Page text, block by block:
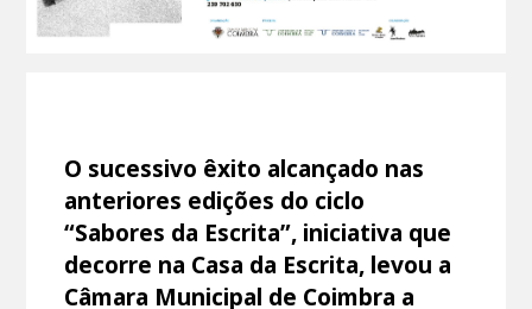
O sucessivo êxito alcançado nas
anteriores edições do ciclo
“Sabores da Escrita”, iniciativa que
decorre na Casa da Escrita, levou a
Câmara Municipal de Coimbra a